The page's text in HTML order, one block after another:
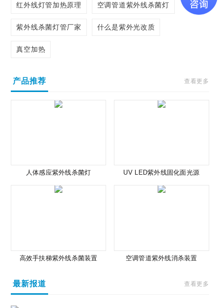
红外线灯管加热原理 空调管道紫外线杀菌灯
紫外线杀菌灯管厂家 什么是紫外光改质
真空加热
产品推荐 查看更多
人体感应紫外线杀菌灯 UV LED紫外线固化面光源
高效手扶梯紫外线杀菌装置 空调管道紫外线消杀装置
最新报道 查看更多